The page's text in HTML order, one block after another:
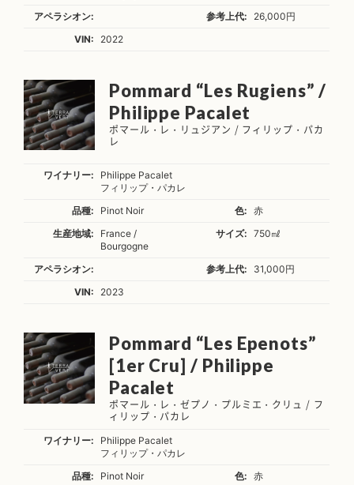
アペラシオン: 参考上代:
26,000円
VIN:
2022
Pommard “Les Rugiens” /
Philippe Pacalet
ポマール・レ・リュジアン / フィリップ・パカ
レ
ワイナリー:
Philippe Pacalet
フィリップ・パカレ
品種:
Pinot Noir 色:
赤
生産地域:
France /
Bourgogne
サイズ: 750㎖
アペラシオン: 参考上代:
31,000円
VIN:
2023
Pommard “Les Epenots”
[1er Cru] / Philippe
Pacalet
ポマール・レ・ゼプノ・プルミエ・クリュ / フ
ィリップ・パカレ
ワイナリー:
Philippe Pacalet
フィリップ・パカレ
品種:
Pinot Noir 色:
赤